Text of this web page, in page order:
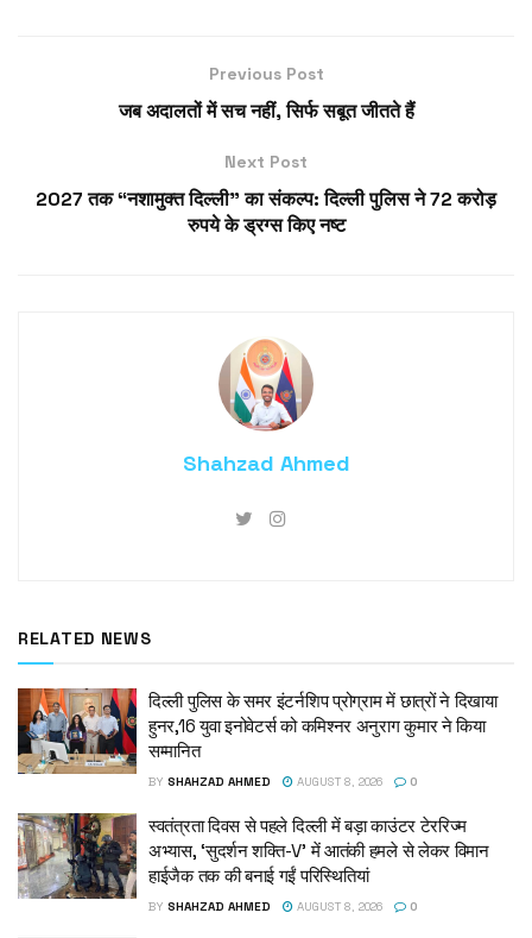
Previous Post
जब अदालतों में सच नहीं, सिर्फ सबूत जीतते हैं
Next Post
2027 तक “नशामुक्त दिल्ली” का संकल्प: दिल्ली पुलिस ने 72 करोड़
रुपये के ड्रग्स किए नष्ट
Shahzad Ahmed
RELATED NEWS
दिल्ली पुलिस के समर इंटर्नशिप प्रोग्राम में छात्रों ने दिखाया
हुनर,16 युवा इनोवेटर्स को कमिश्नर अनुराग कुमार ने किया
सम्मानित
BY SHAHZAD AHMED AUGUST 8, 2026 0
स्वतंत्रता दिवस से पहले दिल्ली में बड़ा काउंटर टेररिज्म
अभ्यास, ‘सुदर्शन शक्ति-V’ में आतंकी हमले से लेकर विमान
हाईजैक तक की बनाई गईं परिस्थितियां
BY SHAHZAD AHMED AUGUST 8, 2026 0